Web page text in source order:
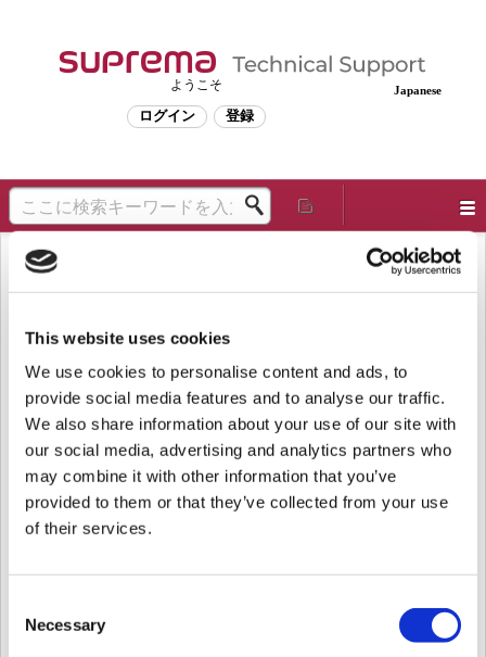
This website uses cookies
We use cookies to personalise content and ads, to
provide social media features and to analyse our traffic.
We also share information about your use of our site with
our social media, advertising and analytics partners who
may combine it with other information that you’ve
provided to them or that they’ve collected from your use
of their services.
Selection
Necessary
Japanese
ようこそ
ログイン 登録
ソリューションホーム
[BioStar 2] 'setting.conf'ファイルの自
動バックアップ機能
setting.confファイルが壊れた場合、BioStar2のログインページにアクセ
スできません。
setting.confファイルの破損ケースは、アップグレードプロセスまたはサ
ーバPCの予期せぬシャットダウンによって発生する可能性があります。
BioStar 2.7.10からは、setting.confファイルの自動バックアップ機能が追
加され、setting.confが壊れるのを防止します。